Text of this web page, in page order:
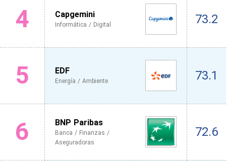
4 Capgemini
Informática / Digital 73.2
5 EDF
Energía / Ambiente 73.1
6 BNP Paribas
Banca / Finanzas /
Aseguradoras
72.6